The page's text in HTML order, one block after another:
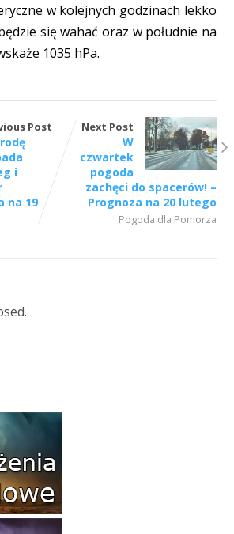
w kolejnych godzinach lekko
się wahać oraz w południe na
1035 hPa.
Post
i
na 19
Next Post
W
czwartek
pogoda
zachęci do spacerów! –
Prognoza na 20 lutego
Pogoda dla Pomorza